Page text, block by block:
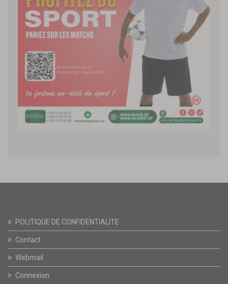
POLITIQUE DE CONFIDENTIALITE
Contact
Webmail
Connexion